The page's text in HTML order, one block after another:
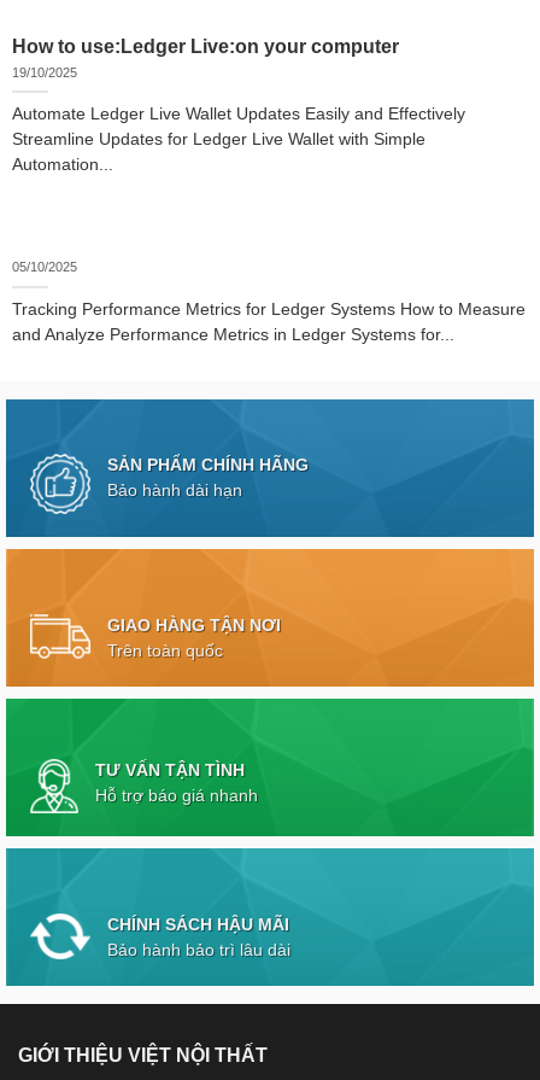
How to use:Ledger Live:on your computer
19/10/2025
Automate Ledger Live Wallet Updates Easily and Effectively
Streamline Updates for Ledger Live Wallet with Simple
Automation...
05/10/2025
Tracking Performance Metrics for Ledger Systems How to Measure
and Analyze Performance Metrics in Ledger Systems for...
SẢN PHẨM CHÍNH HÃNG
Bảo hành dài hạn
GIAO HÀNG TẬN NƠI
Trên toàn quốc
TƯ VẤN TẬN TÌNH
Hỗ trợ báo giá nhanh
CHÍNH SÁCH HẬU MÃI
Bảo hành bảo trì lâu dài
GIỚI THIỆU VIỆT NỘI THẤT